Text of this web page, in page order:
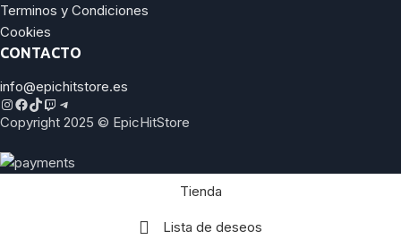
Terminos y Condiciones
Cookies
CONTACTO
info@epichitstore.es
Copyright 2025 © EpicHitStore
Tienda
Lista de deseos